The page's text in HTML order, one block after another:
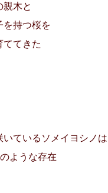
親木と
を持つ桜を
ててきた
いているソメイヨシノは
ような存在